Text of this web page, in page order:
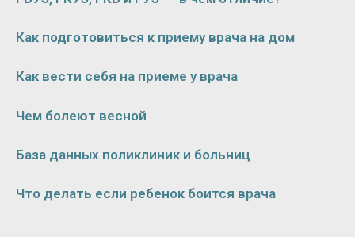
Как подготовиться к приему врача на дом
Как вести себя на приеме у врача
Чем болеют весной
База данных поликлиник и больниц
Что делать если ребенок боится врача